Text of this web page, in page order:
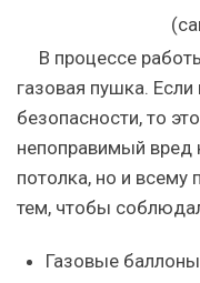
В процессе
газовая пушка.
безопасности, то
непоправимый вред
потолка, но и всему
тем, чтобы
Газовые